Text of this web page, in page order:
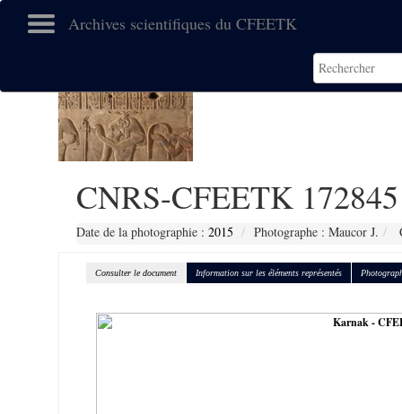
Archives scientifiques du CFEETK
CNRS-CFEETK 172845
Date de la photographie : 2015 Photographe : Maucor J.
Consulter le document Information sur les éléments représentés